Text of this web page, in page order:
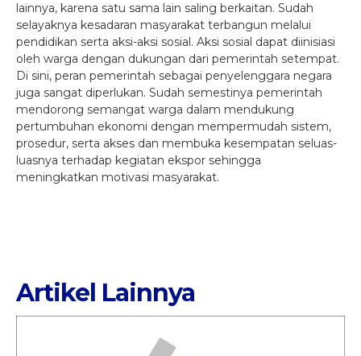
lainnya, karena satu sama lain saling berkaitan. Sudah
selayaknya kesadaran masyarakat terbangun melalui
pendidikan serta aksi-aksi sosial. Aksi sosial dapat diinisiasi
oleh warga dengan dukungan dari pemerintah setempat.
Di sini, peran pemerintah sebagai penyelenggara negara
juga sangat diperlukan. Sudah semestinya pemerintah
mendorong semangat warga dalam mendukung
pertumbuhan ekonomi dengan mempermudah sistem,
prosedur, serta akses dan membuka kesempatan seluas-
luasnya terhadap kegiatan ekspor sehingga
meningkatkan motivasi masyarakat.
Artikel Lainnya